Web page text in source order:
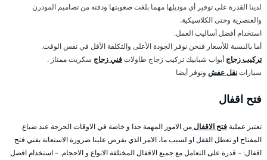
لدينا القدرة على توفير أي موديلها مهما بلغت صعوبتها ودقته من تصاميم المودرن
والعنصرية وحتى الكلاسيكية.
استخدام أفضل أساليب العمل.
أما بالنسبة للأسعار فنحن نوفر الجودة الأعلى والتكلفة الأقل في نفس الوقت.
تركيب زجاج أبواب شبابيك تركيب زجاج طاولاتفني زجاج سكريت ممتاز .
سياراتنقل عفش ونوفر أيضا
فتح اقفال
تعتبر عمليةفتح الاقفالمن الامور المهمة جدا و خاصة في الاوقات الحرجة عند ضياع
المفتاح او تعطل القفل او لسبب ما، الامر الذي يفرض علينا ضرورة الاستعانة بفني فتح
اقفال: – قدرة على التعامل مع جميع الاقفال المختلفة الانواع و الاحجام. – استخدام افضل